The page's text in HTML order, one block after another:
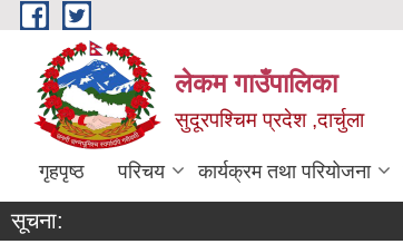
Skip to main content
लेकम गाउँपालिका
सुदूरपश्चिम प्रदेश ,दार्चुला
गृहपृष्ठ परिचय कार्यक्रम तथा परियोजना
सूचना: